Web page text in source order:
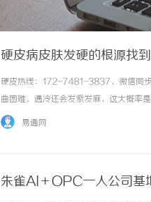
硬皮病皮肤发硬的根源找
硬皮热线：172-7481-3837，微信同步
曲困难，遇冷还会发紫发麻，这大概率
越来越严重。其实只要找准根源、用对
易通网
朱雀AI＋OPC一人公司基